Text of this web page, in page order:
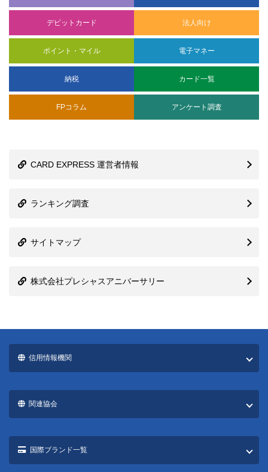
デビットカード 法人向け
ポイント・マイル 電子マネー
納税 カード一覧
FPコラム アンケート調査
CARD EXPRESS 運営者情報
ランキング調査
サイトマップ
株式会社プレシャスアニバーサリー
信用情報機関
関連協会
国際ブランド一覧